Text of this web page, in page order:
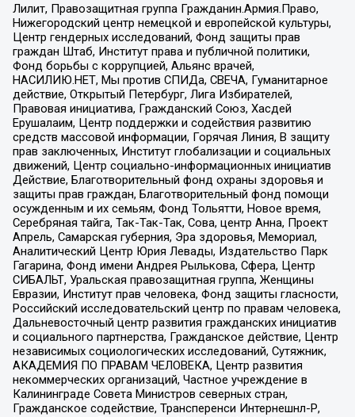
Лилит, Правозащитная группа Гражданин.Армия.Право,
Нижегородский центр немецкой и европейской культуры,
Центр гендерных исследований, Фонд защиты прав
граждан Штаб, Институт права и публичной политики,
Фонд борьбы с коррупцией, Альянс врачей,
НАСИЛИЮ.НЕТ, Мы против СПИДа, СВЕЧА, Гуманитарное
действие, Открытый Петербург, Лига Избирателей,
Правовая инициатива, Гражданский Союз, Хасдей
Ерушалаим, Центр поддержки и содействия развитию
средств массовой информации, Горячая Линия, В защиту
прав заключенных, Институт глобализации и социальных
движений, Центр социально-информационных инициатив
Действие, Благотворительный фонд охраны здоровья и
защиты прав граждан, Благотворительный фонд помощи
осужденным и их семьям, Фонд Тольятти, Новое время,
Серебряная тайга, Так-Так-Так, Сова, центр Анна, Проект
Апрель, Самарская губерния, Эра здоровья, Мемориал,
Аналитический Центр Юрия Левады, Издательство Парк
Гагарина, Фонд имени Андрея Рылькова, Сфера, Центр
СИБАЛЬТ, Уральская правозащитная группа, Женщины
Евразии, Институт прав человека, Фонд защиты гласности,
Российский исследовательский центр по правам человека,
Дальневосточный центр развития гражданских инициатив
и социального партнерства, Гражданское действие, Центр
независимых социологических исследований, Сутяжник,
АКАДЕМИЯ ПО ПРАВАМ ЧЕЛОВЕКА, Центр развития
некоммерческих организаций, Частное учреждение в
Калининграде Совета Министров северных стран,
Гражданское содействие, Трансперенси Интернешнл-Р,